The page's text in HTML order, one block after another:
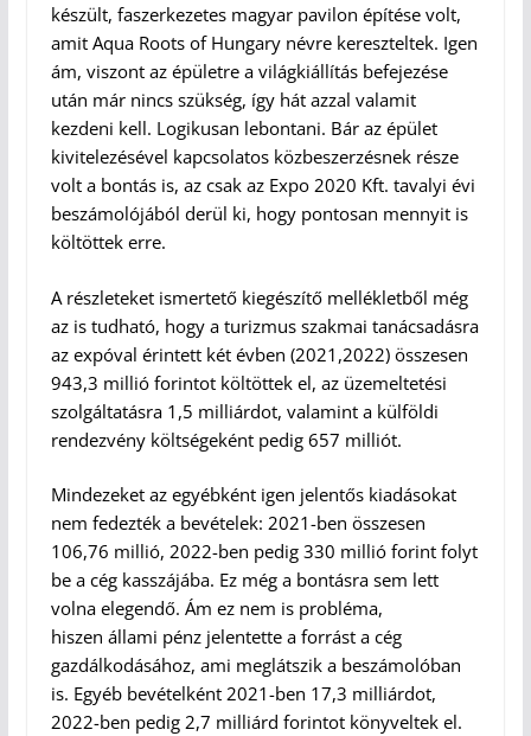
készült, faszerkezetes magyar pavilon építése volt,
amit Aqua Roots of Hungary névre kereszteltek. Igen
ám, viszont az épületre a világkiállítás befejezése
után már nincs szükség, így hát azzal valamit
kezdeni kell. Logikusan lebontani. Bár az épület
kivitelezésével kapcsolatos közbeszerzésnek része
volt a bontás is, az csak az Expo 2020 Kft. tavalyi évi
beszámolójából derül ki, hogy pontosan mennyit is
költöttek erre.
A részleteket ismertető kiegészítő mellékletből még
az is tudható, hogy a turizmus szakmai tanácsadásra
az expóval érintett két évben (2021,2022) összesen
943,3 millió forintot költöttek el, az üzemeltetési
szolgáltatásra 1,5 milliárdot, valamint a külföldi
rendezvény költségeként pedig 657 milliót.
Mindezeket az egyébként igen jelentős kiadásokat
nem fedezték a bevételek: 2021-ben összesen
106,76 millió, 2022-ben pedig 330 millió forint folyt
be a cég kasszájába. Ez még a bontásra sem lett
volna elegendő. Ám ez nem is probléma,
hiszen állami pénz jelentette a forrást a cég
gazdálkodásához, ami meglátszik a beszámolóban
is. Egyéb bevételként 2021-ben 17,3 milliárdot,
2022-ben pedig 2,7 milliárd forintot könyveltek el.